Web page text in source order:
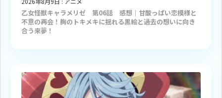
乙女怪獣キャラメリゼ 第06話 感想｜甘酸っぱい恋模様と
不意の再会！胸のトキメキに揺れる黒絵と過去の想いに向き
合う来夢！